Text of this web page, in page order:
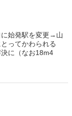
始発駅を変更→山
ってかわられる
に（なお18m4